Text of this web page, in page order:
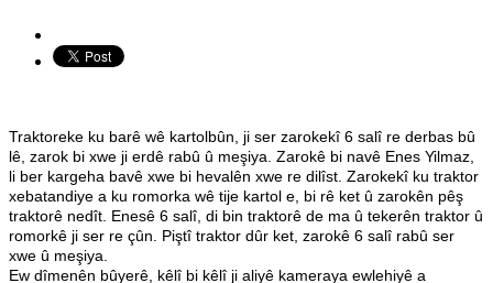
Traktoreke ku barê wê kartolbûn, ji ser zarokekî 6 salî re derbas bû
lê, zarok bi xwe ji erdê rabû û meşiya. Zarokê bi navê Enes Yilmaz,
li ber kargeha bavê xwe bi hevalên xwe re dilîst. Zarokekî ku traktor
xebatandiye a ku romorka wê tije kartol e, bi rê ket û zarokên pêş
traktorê nedît. Enesê 6 salî, di bin traktorê de ma û tekerên traktor û
romorkê ji ser re çûn. Piştî traktor dûr ket, zarokê 6 salî rabû ser
xwe û meşiya.
Ew dîmenên bûyerê, kêlî bi kêlî ji aliyê kameraya ewlehiyê a